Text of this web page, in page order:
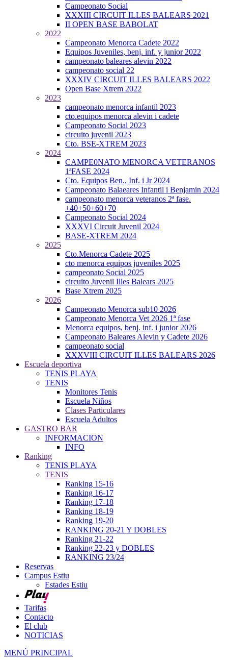
Campeonato Social
XXXIII CIRCUIT ILLES BALEARS 2021
II OPEN BASE BABOLAT
2022
Campeonato Menorca Cadete 2022
Equipos Juveniles, benj. inf. y junior 2022
campeonato baleares alevin 2022
campeonato social 22
XXXIV CIRCUIT ILLES BALEARS 2022
Open Base Xtrem 2022
2023
campeonato menorca infantil 2023
cto.equipos menorca alevin i cadete
Campeonato Social 2023
circuito juvenil 2023
Cto. BSE-XTREM 2023
2024
CAMPE0NATO MENORCA VETERANOS
1ªFASE 2024
Cto. Equipos Ben., Inf. i Jr 2024
Campeonato Balaeares Infantil i Benjamin 2024
campeonato menorca veteranos 2ª fase.
+40+50+60+70
Campeonato Social 2024
XXXVI Circuit Juvenil 2024
BASE-XTREM 2024
2025
Cto.Menorca Cadete 2025
cto menorca equipos juveniles 2025
campeonato Social 2025
circuito Juvenil Illes Balears 2025
Base Xtrem 2025
2026
Campeonato Menorca sub10 2026
Campeonato Menorca Vet 2026 1ª fase
Menorca equipos, benj. inf. i junior 2026
Campeonato Baleares Alevin y Cadete 2026
campeonato social
XXXVIII CIRCUIT ILLES BALEARS 2026
Escuela deportiva
TENIS PLAYA
TENIS
Monitores Tenis
Escuela Niños
Clases Particulares
Escuela Adultos
GASTRO BAR
INFORMACION
INFO
Ranking
TENIS PLAYA
TENIS
Ranking 15-16
Ranking 16-17
Ranking 17-18
Ranking 18-19
Ranking 19-20
RANKING 20-21 Y DOBLES
Ranking 21-22
Ranking 22-23 y DOBLES
RANKING 23/24
Reservas
Campus Estiu
Estades Estiu
Tarifas
Contacto
El club
NOTICIAS
MENÚ PRINCIPAL